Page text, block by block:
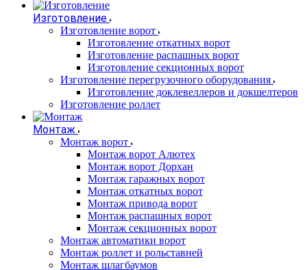
Изготовление
Изготовление ворот
Изготовление откатных ворот
Изготовление распашных ворот
Изготовление секционных ворот
Изготовление перегрузочного оборудования
Изготовление доклевеллеров и докшелтеров
Изготовление роллет
Монтаж
Монтаж ворот
Монтаж ворот Алютех
Монтаж ворот Дорхан
Монтаж гаражных ворот
Монтаж откатных ворот
Монтаж привода ворот
Монтаж распашных ворот
Монтаж секционных ворот
Монтаж автоматики ворот
Монтаж роллет и рольставней
Монтаж шлагбаумов